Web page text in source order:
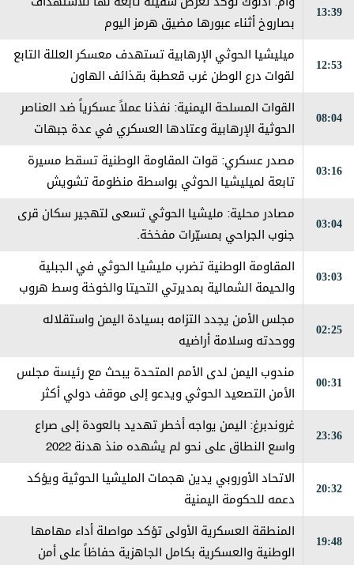
13:39
بصاروخ أثناء عبورها مضيق هرمز اليوم
12:53
ميليشيا الحوثي الإرهابية تستهدف معسكر العللة التابع
لقوات درع الوطن غرب قعطبة بقذائف الهاون
08:04
القوات المسلحة اليمنية: نفذنا عملاً عسكرياً ضد العناصر
الحوثية الإرهابية وعتادها العسكري في عدة جبهات
03:16
مصدر عسكري: قوات المقاومة الوطنية تسقط مسيرة
تابعة لميليشيا الحوثي بواسطة منظومة تشويش
03:04
مصادر محلية: مليشيا الحوثي تسعى لتهجير سكان قرى
جنوب الجراحي بمسيّرات مفخخة.
03:03
المقاومة الوطنية تضرب مليشيا الحوثي في الجبلية
والحيمة الشمالية بمديرتي التحيتا والخوخة وسط هروب
02:25
مجلس الأمن يجدد التزامه بسيادة اليمن واستقلاله
ووحدته وسلامة أراضيه
00:31
مندوب اليمن لدى الأمم المتحدة يبحث مع رئيسة مجلس
الأمن التصعيد الحوثي ويدعو إلى موقف دولي أكثر
23:36
غروندبرغ: اليمن يواجه أخطر تهديد بالعودة إلى صراع
واسع النطاق على نحو لم يشهده منذ هدنة 2022
20:32
الاتحاد الأوروبي يدين هجمات المليشيا الحوثية ويؤكد
دعمه للحكومة اليمنية
19:48
المنطقة العسكرية الأولى تؤكد مواصلة أداء مهامها
الوطنية والعسكرية بكامل الجاهزية حفاظاً على أمن